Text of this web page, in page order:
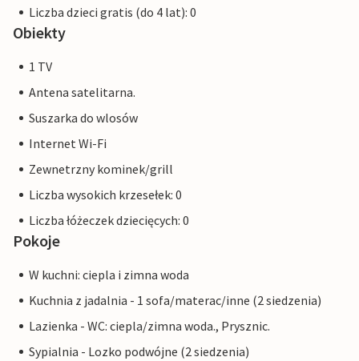
Liczba dzieci gratis (do 4 lat): 0
Obiekty
1 TV
Antena satelitarna.
Suszarka do wlosów
Internet Wi-Fi
Zewnetrzny kominek/grill
Liczba wysokich krzesełek: 0
Liczba łóżeczek dziecięcych: 0
Pokoje
W kuchni: ciepla i zimna woda
Kuchnia z jadalnia - 1 sofa/materac/inne (2 siedzenia)
Lazienka - WC: ciepla/zimna woda., Prysznic.
Sypialnia - Lozko podwójne (2 siedzenia)